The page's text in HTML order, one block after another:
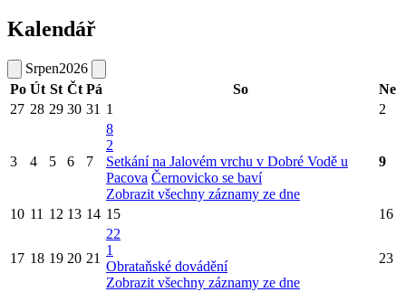
Kalendář
Srpen2026
Po Út St Čt Pá So
Ne
27 28 29 30 31 1 2
3 4 5 6 7
8
2
Setkání na Jalovém vrchu v Dobré Vodě u
Pacova Černovicko se baví
Zobrazit všechny záznamy ze dne
9
10 11 12 13 14 15 16
17 18 19 20 21
22
1
Obrataňské dovádění
Zobrazit všechny záznamy ze dne
23